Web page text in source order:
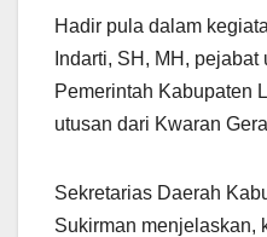
Hadir pula dalam
Indarti, SH, MH,
Pemerintah Kabupaten
utusan dari Kwaran
Sekretarias Daerah
Sukirman menjelaskan,